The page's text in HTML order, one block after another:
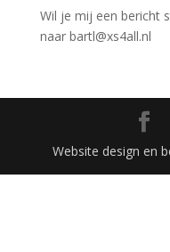
Wil je mij een bericht
naar bartl@xs4all.nl
Website design en